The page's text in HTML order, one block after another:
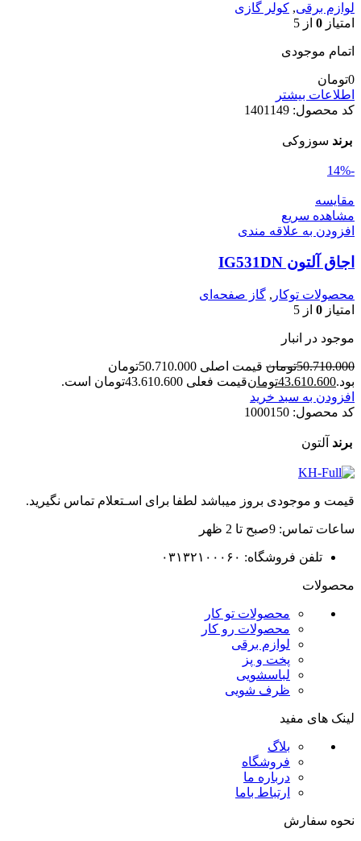
لوازم برقی, کولر گازی
امتیاز 0 از 5
اتمام موجودی
0تومان
اطلاعات بیشتر
کد محصول: 1401149
برند سوزوکی
-14%
مقایسه
مشاهده سریع
افزودن به علاقه مندی
اجاق آلتون IG531DN
محصولات توکار , گاز صفحه‌ای
امتیاز 0 از 5
موجود در انبار
50.710.000تومان
قیمت اصلی 50.710.000تومان
بود.43.610.600تومانقیمت فعلی 43.610.600تومان است.
افزودن به سبد خرید
کد محصول: 1000150
برند آلتون
قیمت و موجودی بروز میباشد لطفا برای اسـتعلام تماس نگیرید.
ساعات تماس: 9صبح تا 2 ظهر
تلفن فروشگاه: ۰۳۱۳۲۱۰۰۰۶۰
محصولات
محصولات تو کار
محصولات رو کار
لوازم برقی
پخت و پز
لباسشویی
ظرف شویی
لینک های مفید
بلاگ
فروشگاه
درباره ما
ارتباط باما
نحوه سفارش